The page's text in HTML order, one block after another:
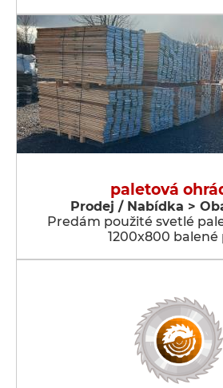
paletová
Prodej / Nabídka >
Predám použité svetlé
1200x800 balené